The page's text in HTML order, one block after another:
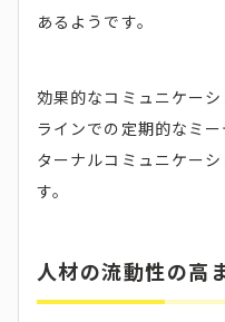
あるようです。
効果的なコミュニケー
ラインでの定期的なミ
ターナルコミュニケー
す。
人材の流動性の高